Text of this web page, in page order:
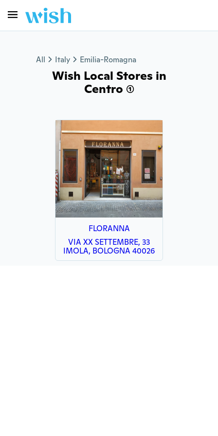
All Italy Emilia-Romagna
Wish Local Stores in
Centro (1)
FLORANNA
VIA XX SETTEMBRE, 33
IMOLA, BOLOGNA 40026